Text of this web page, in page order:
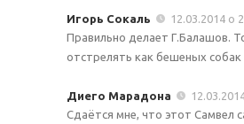
Игорь Сокаль
12.03.2014 о
Правильно делает Г.Балашов.
отстрелять как бешеных собак
Диего Марадона
Сдаётся мне, что этот Самвел